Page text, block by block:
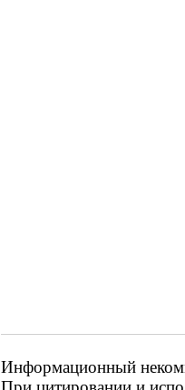
Информационный